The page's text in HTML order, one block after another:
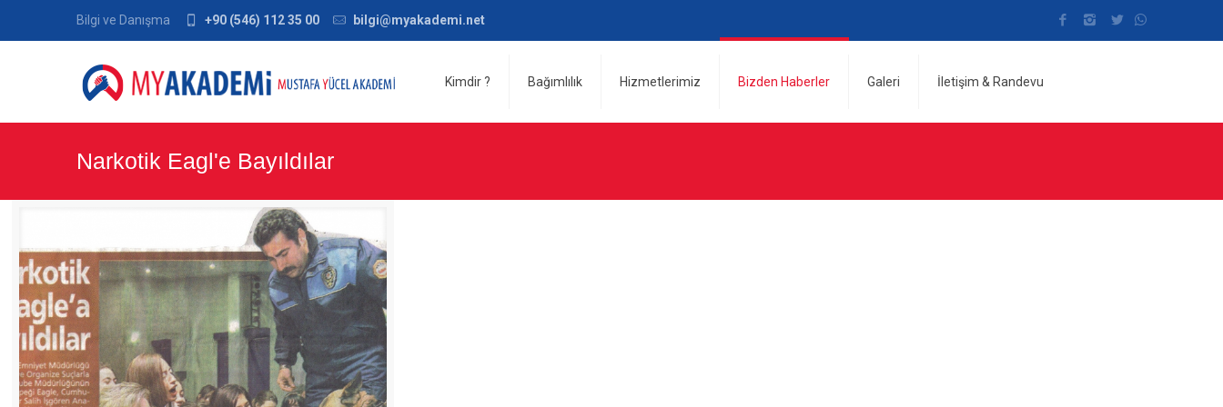
Bilgi ve Danışma +90 (546) 112 35 00 bilgi@myakademi.net
Kimdir ? Bağımlılık Hizmetlerimiz Bizden Haberler Galeri İletişim & Randevu
Narkotik Eagl'e Bayıldılar